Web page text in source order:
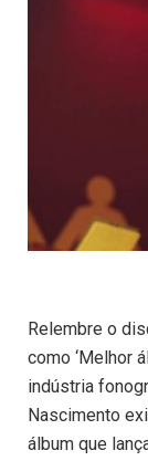
Relembre o
como ‘Melhor
indústria
Nascimento
álbum que